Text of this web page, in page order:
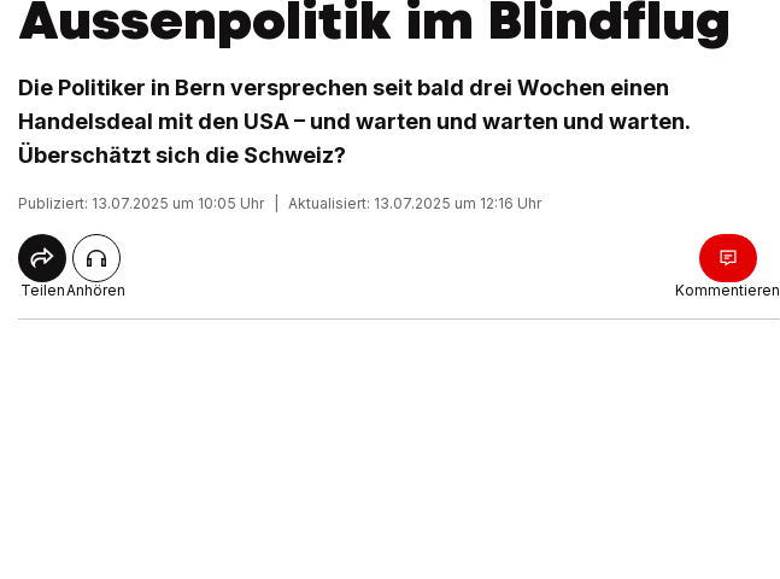
Aussenpolitik im Blindflug
Die Politiker in Bern versprechen seit bald drei Wochen einen
Handelsdeal mit den USA – und warten und warten und warten.
Überschätzt sich die Schweiz?
Publiziert: 13.07.2025 um 10:05 Uhr Aktualisiert: 13.07.2025 um 12:16 Uhr
TeilenAnhören Kommentieren